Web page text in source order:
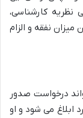
نظریه کارشناسی،
میزان نفقه و الزام
درخواست صدور
ابلاغ می شود و او